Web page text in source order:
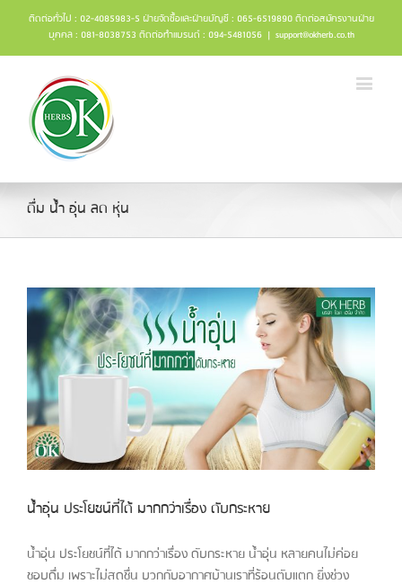
ติดต่อทั่วไป : 02-4085983-5 ฝ่ายจัดซื้อและฝ่ายบัญชี : 065-6519890 ติดต่อสมัครงานฝ่าย
บุคคล : 081-8038753 ติดต่อทำแบรนด์ : 094-5481056 | support@okherb.co.th
ดื่ม น้ำ อุ่น ลด หุ่น
น้ำอุ่น ประโยชน์ที่ได้ มากกว่าเรื่อง ดับกระหาย
น้ำอุ่น ประโยชน์ที่ได้ มากกว่าเรื่อง ดับกระหาย น้ำอุ่น หลายคนไม่ค่อย
ชอบดื่ม เพราะไม่สดชื่น บวกกับอากาศบ้านเราที่ร้อนตับแตก ยิ่งช่วง